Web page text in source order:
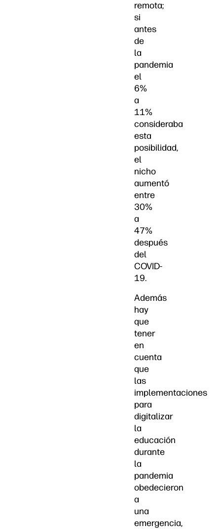
remota;
si
antes
de
la
pandemia
el
6%
a
11%
consideraba
esta
posibilidad,
el
nicho
aumentó
entre
30%
a
47%
después
del
COVID-
19.
Además
hay
que
tener
en
cuenta
que
las
implementaciones
para
digitalizar
la
educación
durante
la
pandemia
obedecieron
a
una
emergencia,